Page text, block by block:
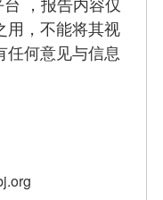
，报告内容仅
用，不能将其视
任何意见与信息